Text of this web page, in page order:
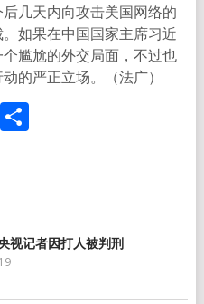
几天内向攻击美国网络的
如果在中国国家主席习近
尴尬的外交局面，不过也
的严正立场。（法广）
分
视记者因打人被判刑